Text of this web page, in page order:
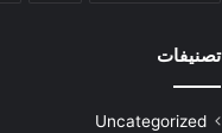
تصنيفات
Uncategorized